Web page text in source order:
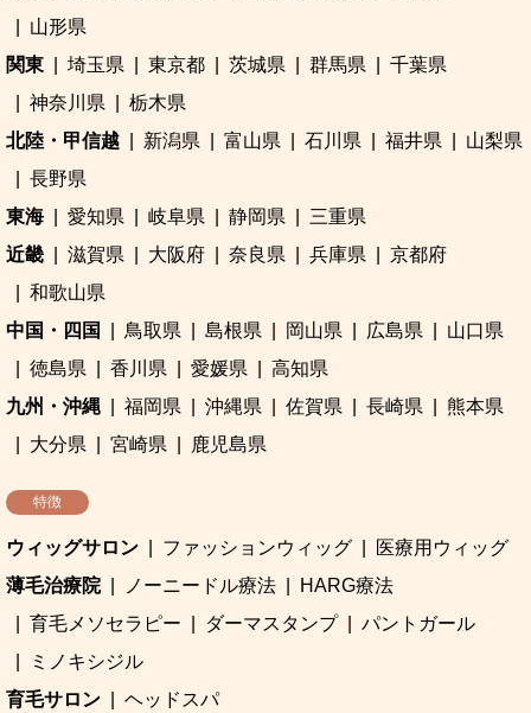
山形県
関東
埼玉県 東京都 茨城県 群馬県
千葉県
神奈川県
栃木県
北陸・甲信越
新潟県 富山県 石川県 福井県
山梨県
長野県
東海
愛知県 岐阜県 静岡県
三重県
近畿
滋賀県 大阪府 奈良県 兵庫県
京都府
和歌山県
中国・四国
鳥取県 島根県 岡山県 広島県
山口県
徳島県
香川県 愛媛県
高知県
九州・沖縄
福岡県 沖縄県 佐賀県 長崎県
熊本県
大分県
宮崎県 鹿児島県
特徴
ウィッグサロン ファッションウィッグ
医療用ウィッグ
薄毛治療院
ノーニードル療法
HARG療法
育毛メソセラピー
ダーマスタンプ
パントガール
ミノキシジル
育毛サロン
ヘッドスパ